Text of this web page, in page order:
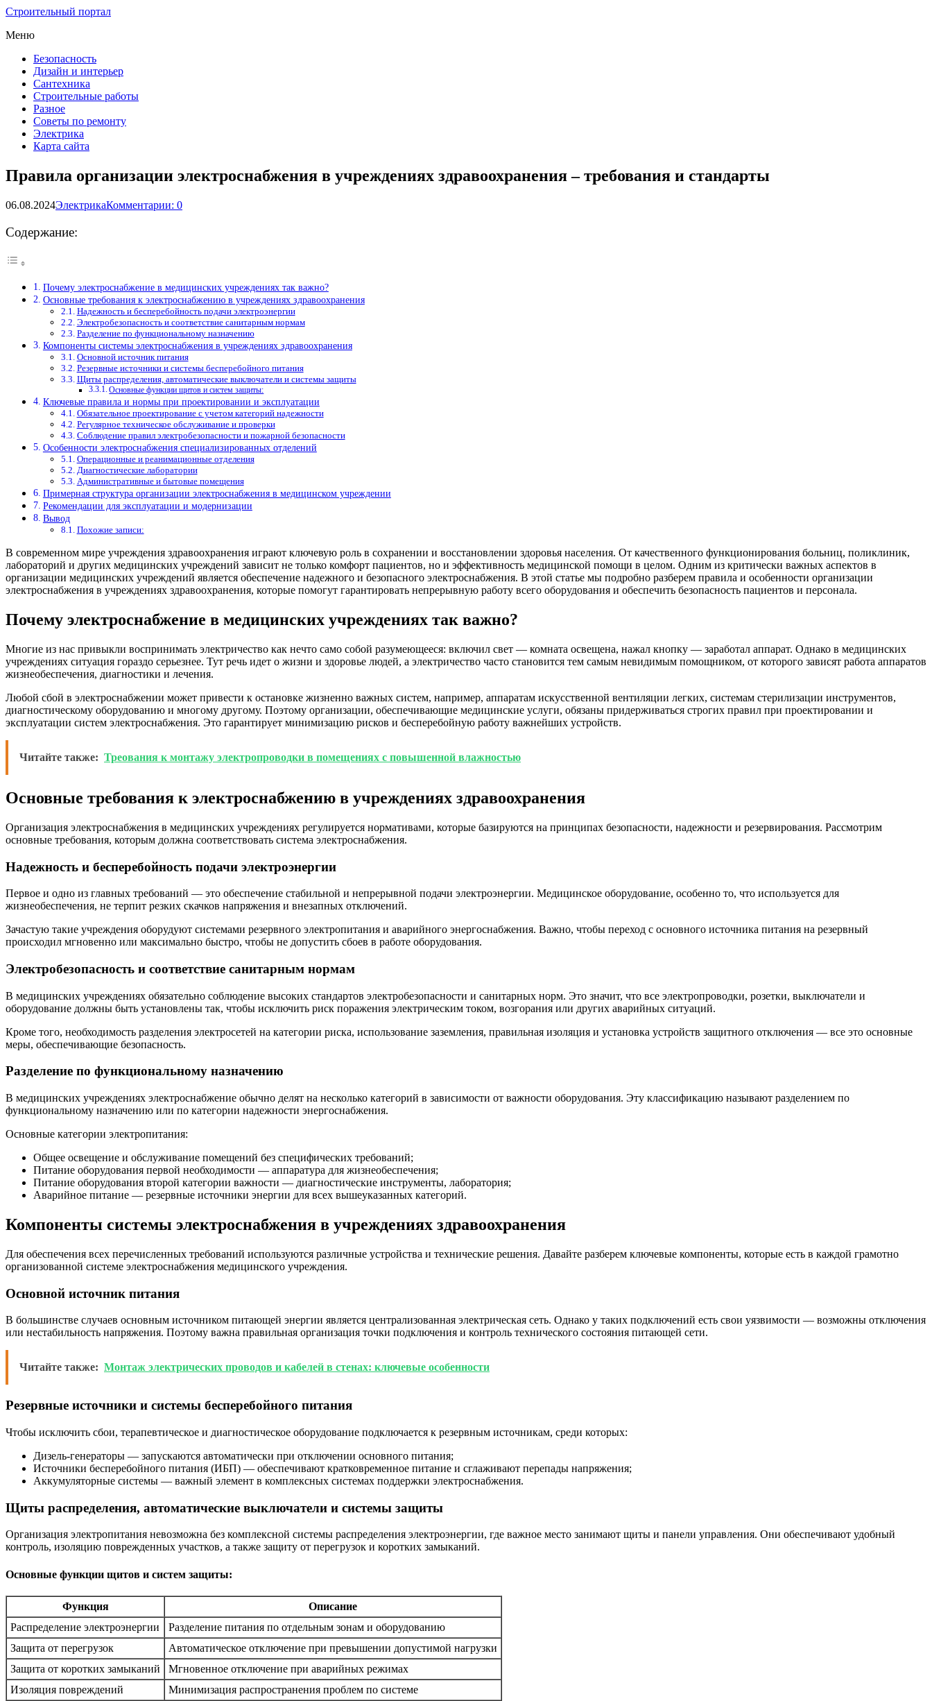
Строительный портал
Меню
Безопасность
Дизайн и интерьер
Сантехника
Строительные работы
Разное
Советы по ремонту
Электрика
Карта сайта
Правила организации электроснабжения в учреждениях здравоохранения – требования и стандарты
06.08.2024ЭлектрикаКомментарии: 0
Содержание:
Почему электроснабжение в медицинских учреждениях так важно?
Основные требования к электроснабжению в учреждениях здравоохранения
Надежность и бесперебойность подачи электроэнергии
Электробезопасность и соответствие санитарным нормам
Разделение по функциональному назначению
Компоненты системы электроснабжения в учреждениях здравоохранения
Основной источник питания
Резервные источники и системы бесперебойного питания
Щиты распределения, автоматические выключатели и системы защиты
Основные функции щитов и систем защиты:
Ключевые правила и нормы при проектировании и эксплуатации
Обязательное проектирование с учетом категорий надежности
Регулярное техническое обслуживание и проверки
Соблюдение правил электробезопасности и пожарной безопасности
Особенности электроснабжения специализированных отделений
Операционные и реанимационные отделения
Диагностические лаборатории
Административные и бытовые помещения
Примерная структура организации электроснабжения в медицинском учреждении
Рекомендации для эксплуатации и модернизации
Вывод
Похожие записи:
В современном мире учреждения здравоохранения играют ключевую роль в сохранении и восстановлении здоровья населения. От качественного функционирования больниц, поликлиник,
лабораторий и других медицинских учреждений зависит не только комфорт пациентов, но и эффективность медицинской помощи в целом. Одним из критически важных аспектов в
организации медицинских учреждений является обеспечение надежного и безопасного электроснабжения. В этой статье мы подробно разберем правила и особенности организации
электроснабжения в учреждениях здравоохранения, которые помогут гарантировать непрерывную работу всего оборудования и обеспечить безопасность пациентов и персонала.
Почему электроснабжение в медицинских учреждениях так важно?
Многие из нас привыкли воспринимать электричество как нечто само собой разумеющееся: включил свет — комната освещена, нажал кнопку — заработал аппарат. Однако в медицинских
учреждениях ситуация гораздо серьезнее. Тут речь идет о жизни и здоровье людей, а электричество часто становится тем самым невидимым помощником, от которого зависят работа аппаратов
жизнеобеспечения, диагностики и лечения.
Любой сбой в электроснабжении может привести к остановке жизненно важных систем, например, аппаратам искусственной вентиляции легких, системам стерилизации инструментов,
диагностическому оборудованию и многому другому. Поэтому организации, обеспечивающие медицинские услуги, обязаны придерживаться строгих правил при проектировании и
эксплуатации систем электроснабжения. Это гарантирует минимизацию рисков и бесперебойную работу важнейших устройств.
Читайте также: Треования к монтажу электропроводки в помещениях с повышенной влажностью
Основные требования к электроснабжению в учреждениях здравоохранения
Организация электроснабжения в медицинских учреждениях регулируется нормативами, которые базируются на принципах безопасности, надежности и резервирования. Рассмотрим
основные требования, которым должна соответствовать система электроснабжения.
Надежность и бесперебойность подачи электроэнергии
Первое и одно из главных требований — это обеспечение стабильной и непрерывной подачи электроэнергии. Медицинское оборудование, особенно то, что используется для
жизнеобеспечения, не терпит резких скачков напряжения и внезапных отключений.
Зачастую такие учреждения оборудуют системами резервного электропитания и аварийного энергоснабжения. Важно, чтобы переход с основного источника питания на резервный
происходил мгновенно или максимально быстро, чтобы не допустить сбоев в работе оборудования.
Электробезопасность и соответствие санитарным нормам
В медицинских учреждениях обязательно соблюдение высоких стандартов электробезопасности и санитарных норм. Это значит, что все электропроводки, розетки, выключатели и
оборудование должны быть установлены так, чтобы исключить риск поражения электрическим током, возгорания или других аварийных ситуаций.
Кроме того, необходимость разделения электросетей на категории риска, использование заземления, правильная изоляция и установка устройств защитного отключения — все это основные
меры, обеспечивающие безопасность.
Разделение по функциональному назначению
В медицинских учреждениях электроснабжение обычно делят на несколько категорий в зависимости от важности оборудования. Эту классификацию называют разделением по
функциональному назначению или по категории надежности энергоснабжения.
Основные категории электропитания:
Общее освещение и обслуживание помещений без специфических требований;
Питание оборудования первой необходимости — аппаратура для жизнеобеспечения;
Питание оборудования второй категории важности — диагностические инструменты, лаборатория;
Аварийное питание — резервные источники энергии для всех вышеуказанных категорий.
Компоненты системы электроснабжения в учреждениях здравоохранения
Для обеспечения всех перечисленных требований используются различные устройства и технические решения. Давайте разберем ключевые компоненты, которые есть в каждой грамотно
организованной системе электроснабжения медицинского учреждения.
Основной источник питания
В большинстве случаев основным источником питающей энергии является централизованная электрическая сеть. Однако у таких подключений есть свои уязвимости — возможны отключения
или нестабильность напряжения. Поэтому важна правильная организация точки подключения и контроль технического состояния питающей сети.
Читайте также: Монтаж электрических проводов и кабелей в стенах: ключевые особенности
Резервные источники и системы бесперебойного питания
Чтобы исключить сбои, терапевтическое и диагностическое оборудование подключается к резервным источникам, среди которых:
Дизель-генераторы — запускаются автоматически при отключении основного питания;
Источники бесперебойного питания (ИБП) — обеспечивают кратковременное питание и сглаживают перепады напряжения;
Аккумуляторные системы — важный элемент в комплексных системах поддержки электроснабжения.
Щиты распределения, автоматические выключатели и системы защиты
Организация электропитания невозможна без комплексной системы распределения электроэнергии, где важное место занимают щиты и панели управления. Они обеспечивают удобный
контроль, изоляцию поврежденных участков, а также защиту от перегрузок и коротких замыканий.
Основные функции щитов и систем защиты:
Функция
Описание
Распределение электроэнергии
Разделение питания по отдельным зонам и оборудованию
Защита от перегрузок
Автоматическое отключение при превышении допустимой нагрузки
Защита от коротких замыканий
Мгновенное отключение при аварийных режимах
Изоляция повреждений
Минимизация распространения проблем по системе